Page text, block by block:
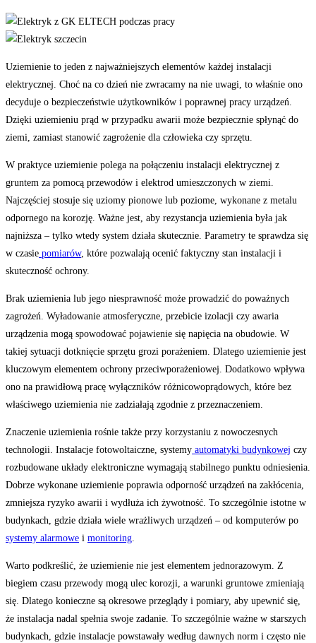
Uziemienie to jeden z najważniejszych elementów każdej instalacji
elektrycznej. Choć na co dzień nie zwracamy na nie uwagi, to właśnie ono
decyduje o bezpieczeństwie użytkowników i poprawnej pracy urządzeń.
Dzięki uziemieniu prąd w przypadku awarii może bezpiecznie spłynąć do
ziemi, zamiast stanowić zagrożenie dla człowieka czy sprzętu.
W praktyce uziemienie polega na połączeniu instalacji elektrycznej z
gruntem za pomocą przewodów i elektrod umieszczonych w ziemi.
Najczęściej stosuje się uziomy pionowe lub poziome, wykonane z metalu
odpornego na korozję. Ważne jest, aby rezystancja uziemienia była jak
najniższa – tylko wtedy system działa skutecznie. Parametry te sprawdza się
w czasie pomiarów, które pozwalają ocenić faktyczny stan instalacji i
skuteczność ochrony.
Brak uziemienia lub jego niesprawność może prowadzić do poważnych
zagrożeń. Wyładowanie atmosferyczne, przebicie izolacji czy awaria
urządzenia mogą spowodować pojawienie się napięcia na obudowie. W
takiej sytuacji dotknięcie sprzętu grozi porażeniem. Dlatego uziemienie jest
kluczowym elementem ochrony przeciwporażeniowej. Dodatkowo wpływa
ono na prawidłową pracę wyłączników różnicowoprądowych, które bez
właściwego uziemienia nie zadziałają zgodnie z przeznaczeniem.
Znaczenie uziemienia rośnie także przy korzystaniu z nowoczesnych
technologii. Instalacje fotowoltaiczne, systemy automatyki budynkowej czy
rozbudowane układy elektroniczne wymagają stabilnego punktu odniesienia.
Dobrze wykonane uziemienie poprawia odporność urządzeń na zakłócenia,
zmniejsza ryzyko awarii i wydłuża ich żywotność. To szczególnie istotne w
budynkach, gdzie działa wiele wrażliwych urządzeń – od komputerów po
systemy alarmowe i monitoring
Warto podkreślić, że uziemienie nie jest elementem jednorazowym. Z
biegiem czasu przewody mogą ulec korozji, a warunki gruntowe zmieniają
się. Dlatego konieczne są okresowe przeglądy i pomiary, aby upewnić się,
że instalacja nadal spełnia swoje zadanie. To szczególnie ważne w starszych
budynkach, gdzie instalacje powstawały według dawnych norm i często nie